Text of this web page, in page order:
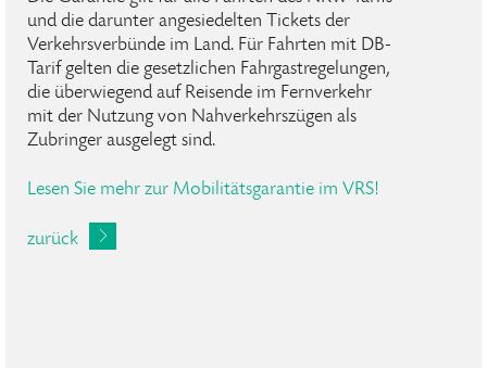
und die darunter angesiedelten Tickets der
Verkehrsverbünde im Land. Für Fahrten mit DB-
Tarif gelten die gesetzlichen Fahrgastregelungen,
die überwiegend auf Reisende im Fernverkehr
mit der Nutzung von Nahverkehrszügen als
Zubringer ausgelegt sind.
Lesen Sie mehr zur Mobilitätsgarantie im VRS!
zurück